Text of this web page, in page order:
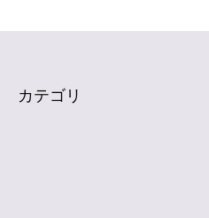
カテゴリ